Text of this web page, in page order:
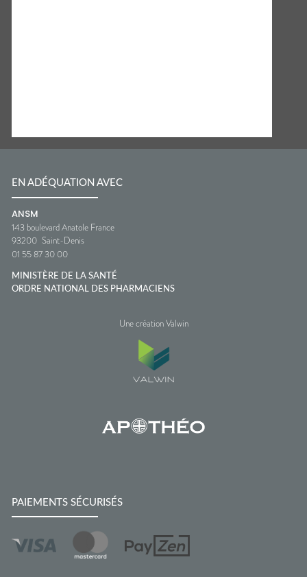
EN ADÉQUATION AVEC
ANSM
143 boulevard Anatole France
93200 Saint-Denis
01 55 87 30 00
MINISTÈRE DE LA SANTÉ
ORDRE NATIONAL DES PHARMACIENS
Une création Valwin
PAIEMENTS SÉCURISÉS